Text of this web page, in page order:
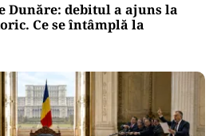
Dunăre: debitul a ajuns la
Ce se întâmplă la